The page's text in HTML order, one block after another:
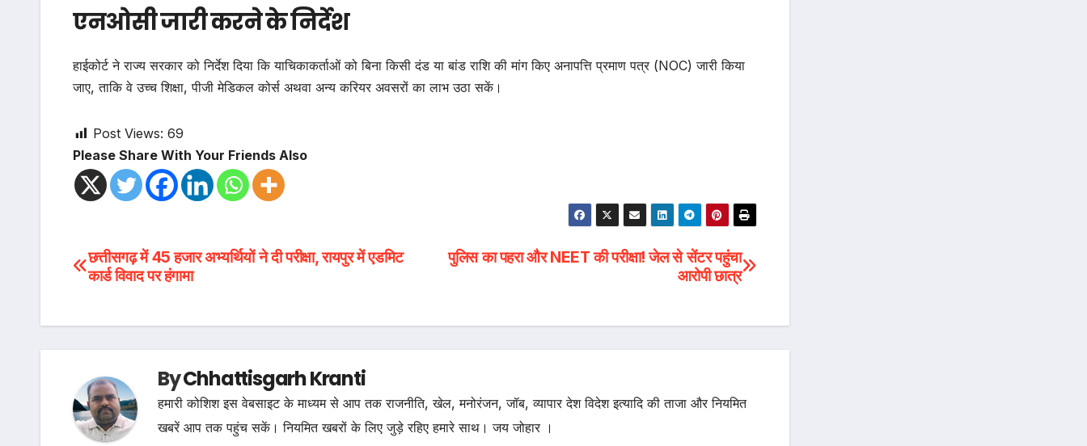
एनओसी जारी करने के निर्देश
हाईकोर्ट ने राज्य सरकार को निर्देश दिया कि याचिकाकर्ताओं को बिना किसी दंड या बांड राशि की मांग किए अनापत्ति प्रमाण पत्र (NOC) जारी किया
जाए, ताकि वे उच्च शिक्षा, पीजी मेडिकल कोर्स अथवा अन्य करियर अवसरों का लाभ उठा सकें।
Post Views: 69
Please Share With Your Friends Also
Post
पुलिस का पहरा और NEET की परीक्षा! जेल से सेंटर पहुंचा
आरोपी छात्र
छत्तीसगढ़ में 45 हजार अभ्यर्थियों ने दी परीक्षा, रायपुर में एडमिट
कार्ड विवाद पर हंगामा
ByChhattisgarh Kranti
हमारी कोशिश इस वेबसाइट के माध्यम से आप तक राजनीति, खेल, मनोरंजन, जॉब, व्यापार देश विदेश इत्यादि की ताजा और नियमित
खबरें आप तक पहुंच सकें। नियमित खबरों के लिए जुड़े रहिए हमारे साथ। जय जोहार ।